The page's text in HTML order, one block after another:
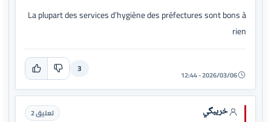
La plupart des services d’hygiène des préfectures sont bons à
rien
2026/03/06 - 12:44
3
خريبگي تعليق 2